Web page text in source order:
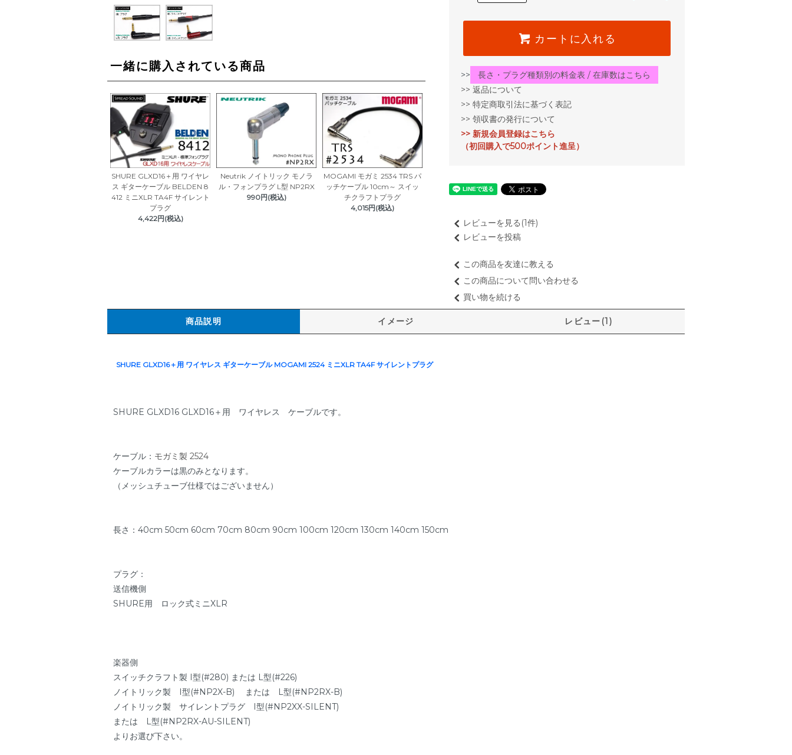
一緒に購入されている商品
SHURE GLXD16＋用 ワイヤレ
ス ギターケーブル BELDEN 8
412 ミニXLR TA4F サイレント
プラグ
4,422円(税込)
Neutrik ノイトリック モノラ
ル・フォンプラグ L型 NP2RX
990円(税込)
MOGAMI モガミ 2534 TRS パ
ッチケーブル 10cm～ スイッ
チクラフトプラグ
4,015円(税込)
カートに入れる
>>
長さ・プラグ種類別の料金表 / 在庫数はこちら
>> 返品について
>> 特定商取引法に基づく表記
>> 領収書の発行について
>> 新規会員登録はこちら
（初回購入で500ポイント進呈）
レビューを見る(1件)
レビューを投稿
この商品を友達に教える
この商品について問い合わせる
買い物を続ける
商品説明 イメージ レビュー(1)
SHURE GLXD16＋用 ワイヤレス ギターケーブル MOGAMI 2524 ミニXLR TA4F サイレントプラグ
SHURE GLXD16 GLXD16＋用 ワイヤレス ケーブルです。
ケーブル： モガミ製 2524
ケーブルカラーは黒のみとなります。
（メッシュチューブ仕様ではございません）
長さ：40cm 50cm 60cm 70cm 80cm 90cm 100cm 120cm 130cm 140cm 150cm
プラグ：
送信機側
SHURE用 ロック式ミニXLR
楽器側
スイッチクラフト製 I型(#280) または L型(#226)
ノイトリック製 I型(#NP2X-B) または L型(#NP2RX-B)
ノイトリック製 サイレントプラグ I型(#NP2XX-SILENT)
または L型(#NP2RX-AU-SILENT)
よりお選び下さい。